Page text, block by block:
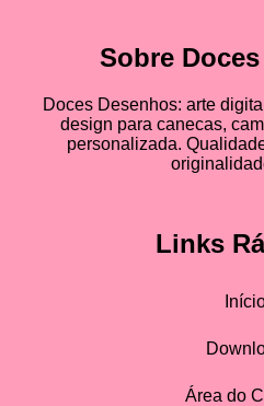
Sobre
Doces Desenhos: arte
design para canecas,
personalizada.
Links
Área do